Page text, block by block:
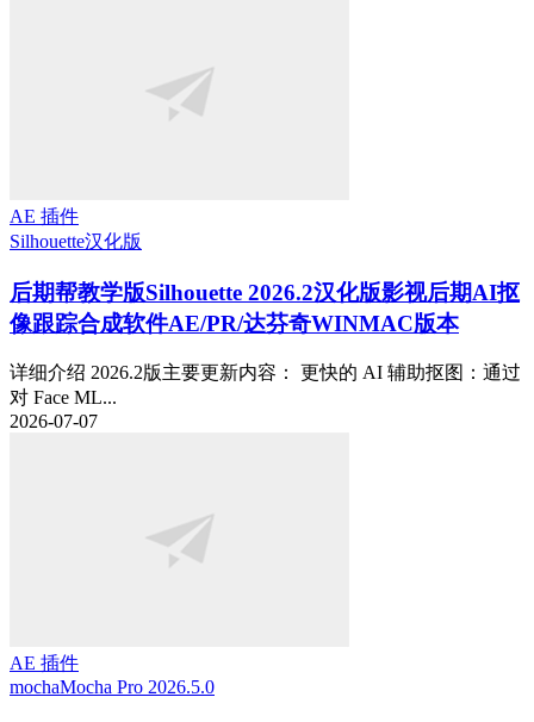
AE 插件
Silhouette汉化版
后期帮教学版Silhouette 2026.2汉化版影视后期AI抠
像跟踪合成软件AE/PR/达芬奇WINMAC版本
详细介绍 2026.2版主要更新内容： 更快的 AI 辅助抠图：通过
对 Face ML...
2026-07-07
AE 插件
mochaMocha Pro 2026.5.0